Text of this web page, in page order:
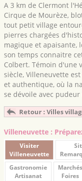
A 3 km de Clermont
Cirque de Mourèze,
tout petit village
pierres chargées
magique et apaisante,
son temps connaitre
Colbert. Témoin d'une
siècle, Villeneuvette
et authentique, où la
se dévoile avec
Retour : Villes
Villeneuvette :
Visiter
Villeneuvette
Gastronomie
Artisanat
Marchés
Foires